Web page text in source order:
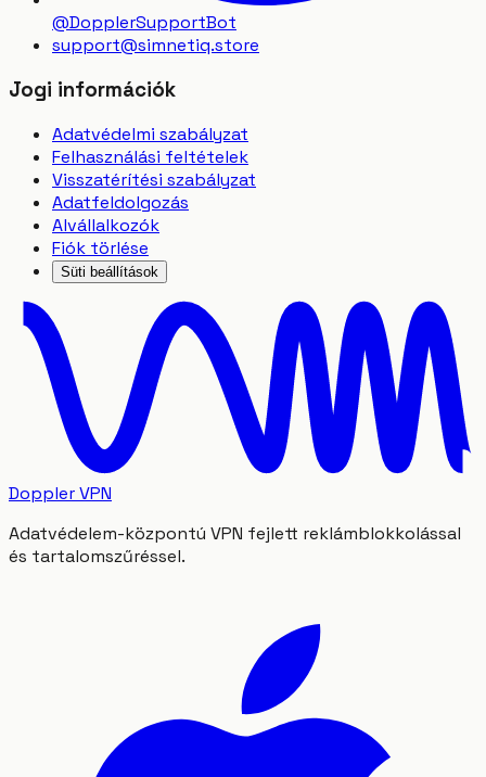
@DopplerSupportBot
support@simnetiq.store
Jogi információk
Adatvédelmi szabályzat
Felhasználási feltételek
Visszatérítési szabályzat
Adatfeldolgozás
Alvállalkozók
Fiók törlése
Süti beállítások
Doppler VPN
Adatvédelem-központú VPN fejlett reklámblokkolással
és tartalomszűréssel.